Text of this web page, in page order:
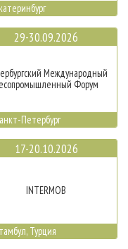
29-30.09.2026
Международный
Форум
Петербург
17-20.10.2026
INTERMOB
Турция